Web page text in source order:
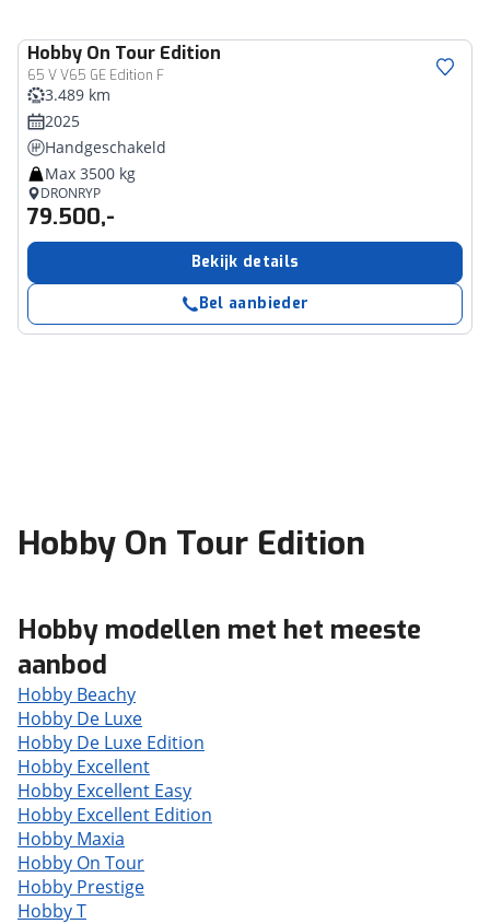
Hobby On Tour Edition
65 V V65 GE Edition F
3.489 km
2025
Handgeschakeld
Max 3500 kg
DRONRYP
79.500,-
Bekijk details
Bel aanbieder
Hobby On Tour Edition
Hobby modellen met het meeste
aanbod
Hobby Beachy
Hobby De Luxe
Hobby De Luxe Edition
Hobby Excellent
Hobby Excellent Easy
Hobby Excellent Edition
Hobby Maxia
Hobby On Tour
Hobby Prestige
Hobby T